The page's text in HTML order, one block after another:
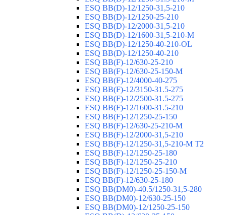
ESQ ВВ(D)-12/1250-31,5-210
ESQ ВВ(D)-12/1250-25-210
ESQ BB(D)-12/2000-31,5-210
ESQ BB(D)-12/1600-31,5-210-М
ESQ BB(D)-12/1250-40-210-OL
ESQ BB(D)-12/1250-40-210
ESQ ВВ(F)-12/630-25-210
ESQ ВВ(F)-12/630-25-150-М
ESQ ВВ(F)-12/4000-40-275
ESQ ВВ(F)-12/3150-31.5-275
ESQ ВВ(F)-12/2500-31.5-275
ESQ ВВ(F)-12/1600-31.5-210
ESQ ВВ(F)-12/1250-25-150
ESQ BB(F)-12/630-25-210-М
ESQ BB(F)-12/2000-31,5-210
ESQ BB(F)-12/1250-31,5-210-М T2
ESQ BB(F)-12/1250-25-180
ESQ ВВ(F)-12/1250-25-210
ESQ ВВ(F)-12/1250-25-150-М
ESQ BB(F)-12/630-25-180
ESQ ВВ(DM0)-40.5/1250-31,5-280
ESQ ВВ(DM0)-12/630-25-150
ESQ ВВ(DM0)-12/1250-25-150